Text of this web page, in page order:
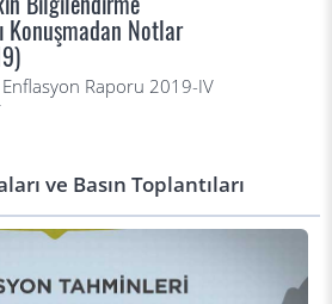
Konuşmadan Notlar
Raporu 2019-IV
ve Basın Toplantıları